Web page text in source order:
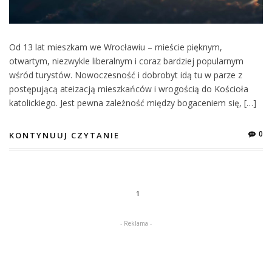
Od 13 lat mieszkam we Wrocławiu – mieście pięknym,
otwartym, niezwykle liberalnym i coraz bardziej popularnym
wśród turystów. Nowoczesność i dobrobyt idą tu w parze z
postępującą ateizacją mieszkańców i wrogością do Kościoła
katolickiego. Jest pewna zależność między bogaceniem się, […]
KONTYNUUJ CZYTANIE 0
1
- Reklama -